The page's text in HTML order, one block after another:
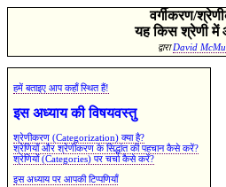
वर्गीकरण/
यह किस श्रेणी में
द्वाराDavid
हमें बताइए आप कहाँ स्थित हैं!
इस अध्याय की विषयवस्तु
श्रेणीकरण (Categorization) क्या है?
श्रेणियों और श्रेणीकरण के सिद्धांत की पहचान कैसे करें?
श्रेणियों (Categories) पर चर्चा कैसे करें?
इस अध्याय पर आपकी टिप्पणियाँ